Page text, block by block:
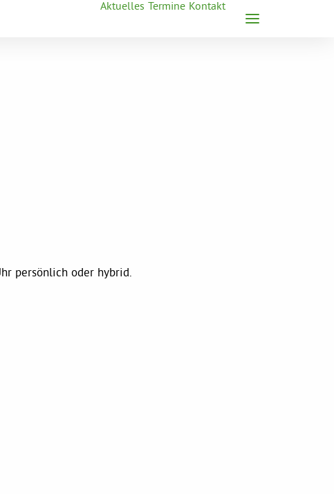
Aktuelles Termine Kontakt
persönlich oder hybrid.